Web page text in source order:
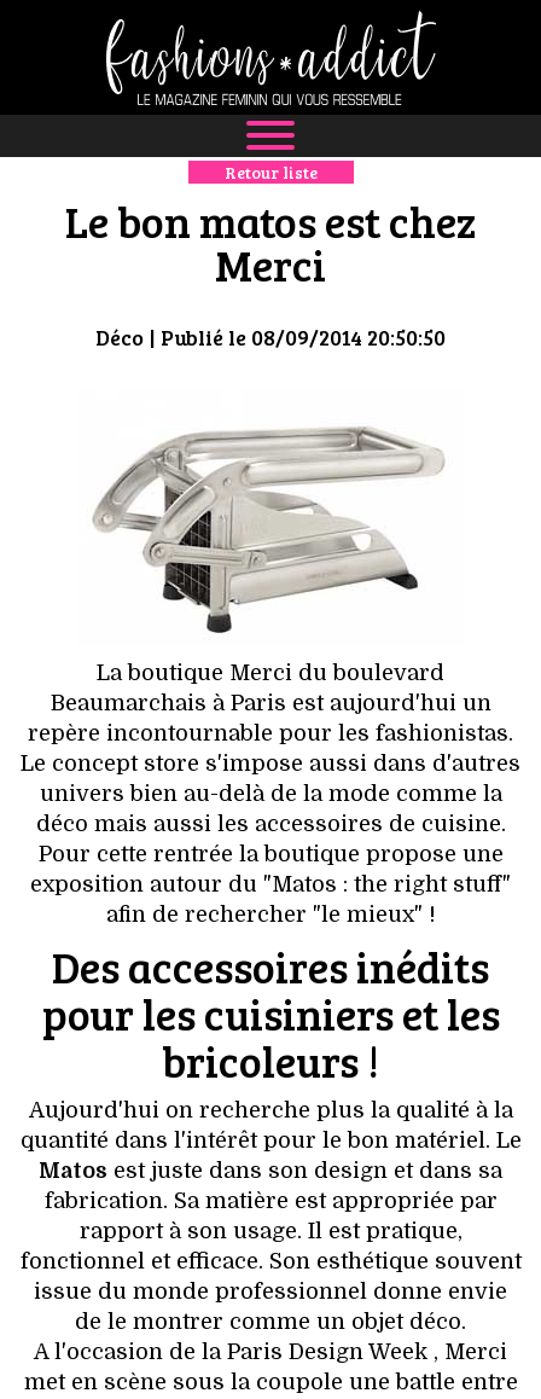
NEWS
MODE
BOUTIQUE
CULTURE
HIGH TECH
MAISON
AUTO
LIEUX TENDANCES
BEAUTÉ
MODE DE RUE
JEUNES CRÉATEURS
HISTOIRE DES MARQUES
DÉCO
VOYAGES & LOISIRS
Retour liste
Le bon matos est chez
Merci
Déco | Publié le 08/09/2014 20:50:50
La boutique Merci du boulevard
Beaumarchais à Paris est aujourd'hui un
repère incontournable pour les fashionistas.
Le concept store s'impose aussi dans d'autres
univers bien au-delà de la mode comme la
déco mais aussi les accessoires de cuisine.
Pour cette rentrée la boutique propose une
exposition autour du "Matos : the right stuff"
afin de rechercher "le mieux" !
Des accessoires inédits
pour les cuisiniers et les
bricoleurs !
Aujourd'hui on recherche plus la qualité à la
quantité dans l'intérêt pour le bon matériel. Le
Matos est juste dans son design et dans sa
fabrication. Sa matière est appropriée par
rapport à son usage. Il est pratique,
fonctionnel et efficace. Son esthétique souvent
issue du monde professionnel donne envie
de le montrer comme un objet déco.
A l'occasion de la Paris Design Week , Merci
met en scène sous la coupole une battle entre